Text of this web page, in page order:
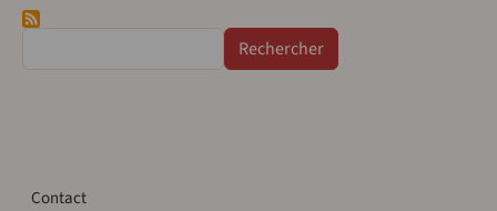
Contact
Contact